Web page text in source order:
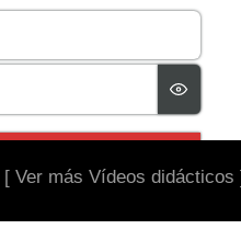
[ Ver más Vídeos didácticos